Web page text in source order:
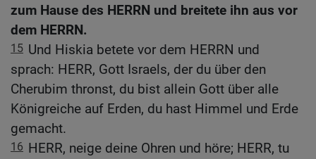
zum Hause des HERRN und breitete ihn aus vor
dem HERRN.
15 Und Hiskia betete vor dem HERRN und
sprach: HERR, Gott Israels, der du über den
Cherubim thronst, du bist allein Gott über alle
Königreiche auf Erden, du hast Himmel und Erde
gemacht.
16 HERR, neige deine Ohren und höre; HERR, tu